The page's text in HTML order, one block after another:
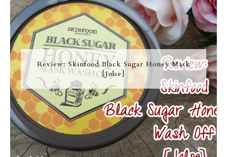
Review: Skinfood Black Sugar Honey Mask
[Jolse]